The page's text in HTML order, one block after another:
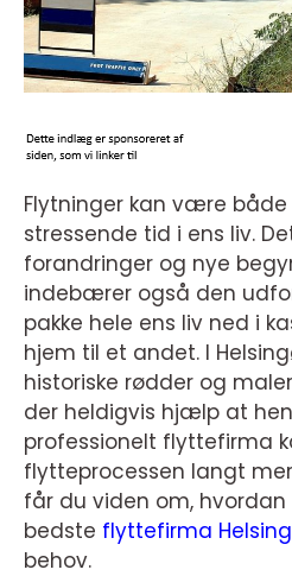
Flytninger kan være
stressende tid i ens liv.
forandringer og nye
indebærer også den
pakke hele ens liv ned i
hjem til et andet. I
historiske rødder og
der heldigvis hjælp at
professionelt flyttefirma
flytteprocessen langt
får du viden om,
bedste flyttefirma
behov.